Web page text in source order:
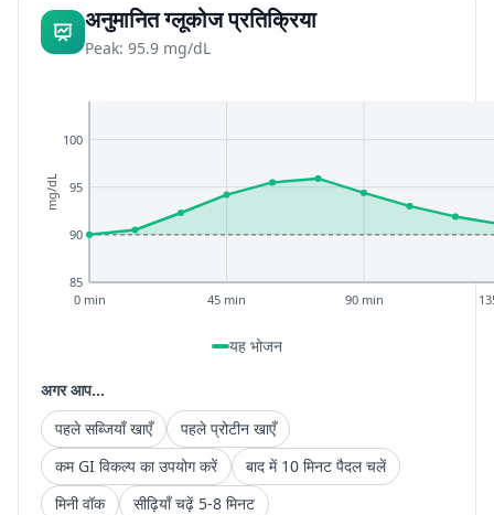
अनुमानित ग्लूकोज प्रतिक्रिया
Peak: 95.9 mg/dL
85
90
95
100
0 min 45 min 90 min
mg/dL
यह भोजन
अगर आप...
पहले सब्जियाँ खाएँ
पहले प्रोटीन खाएँ
कम GI विकल्प का उपयोग करें
बाद में 10 मिनट पैदल चलें
मिनी वॉक
सीढ़ियाँ चढ़ें 5-8 मिनट